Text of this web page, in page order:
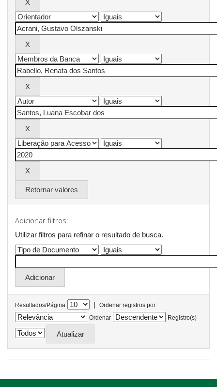
Retornar valores
Adicionar filtros:
Utilizar filtros para refinar o resultado de busca.
Resultados/Página |
Ordenar registros por
Ordenar
Registro(s)